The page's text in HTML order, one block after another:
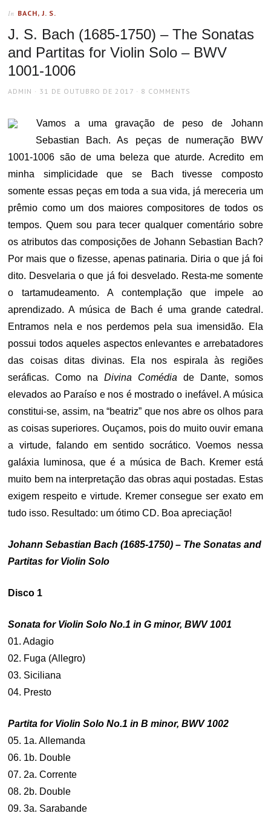
In BACH, J. S.
J. S. Bach (1685-1750) – The Sonatas
and Partitas for Violin Solo – BWV
1001-1006
AUTHOR
ADMIN
POSTED
31 DE OUTUBRO DE 2017 8 COMMENTS
Vamos a uma gravação de peso de Johann
Sebastian Bach. As peças de numeração BWV
1001-1006 são de uma beleza que aturde. Acredito em
minha simplicidade que se Bach tivesse composto
somente essas peças em toda a sua vida, já mereceria um
prêmio como um dos maiores compositores de todos os
tempos. Quem sou para tecer qualquer comentário sobre
os atributos das composições de Johann Sebastian Bach?
Por mais que o fizesse, apenas patinaria. Diria o que já foi
dito. Desvelaria o que já foi desvelado. Resta-me somente
o tartamudeamento. A contemplação que impele ao
aprendizado. A música de Bach é uma grande catedral.
Entramos nela e nos perdemos pela sua imensidão. Ela
possui todos aqueles aspectos enlevantes e arrebatadores
das coisas ditas divinas. Ela nos espirala às regiões
seráficas. Como naDivina Comédia de Dante, somos
elevados ao Paraíso e nos é mostrado o inefável. A música
constitui-se, assim, na “beatriz” que nos abre os olhos para
as coisas superiores. Ouçamos, pois do muito ouvir emana
a virtude, falando em sentido socrático. Voemos nessa
galáxia luminosa, que é a música de Bach. Kremer está
muito bem na interpretação das obras aqui postadas. Estas
exigem respeito e virtude. Kremer consegue ser exato em
tudo isso. Resultado: um ótimo CD. Boa apreciação!
Johann Sebastian Bach (1685-1750) – The Sonatas and
Partitas for Violin Solo
Disco 1
Sonata for Violin Solo No.1 in G minor, BWV 1001
01. Adagio
02. Fuga (Allegro)
03. Siciliana
04. Presto
Partita for Violin Solo No.1 in B minor, BWV 1002
05. 1a. Allemanda
06. 1b. Double
07. 2a. Corrente
08. 2b. Double
09. 3a. Sarabande